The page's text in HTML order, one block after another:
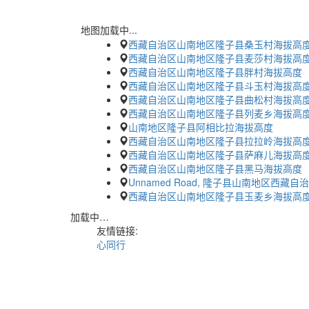
地图加载中...
西藏自治区山南地区隆子县桑玉村海拔高
西藏自治区山南地区隆子县麦莎村海拔高
西藏自治区山南地区隆子县胖村海拔高度
西藏自治区山南地区隆子县斗玉村海拔高
西藏自治区山南地区隆子县曲松村海拔高
西藏自治区山南地区隆子县列麦乡海拔高
山南地区隆子县阿相比拉海拔高度
西藏自治区山南地区隆子县拉拉岭海拔高
西藏自治区山南地区隆子县萨麻儿海拔高
西藏自治区山南地区隆子县黑马海拔高度
Unnamed Road, 隆子县山南地区西藏自
西藏自治区山南地区隆子县玉麦乡海拔高
加载中…
友情链接:
心同行